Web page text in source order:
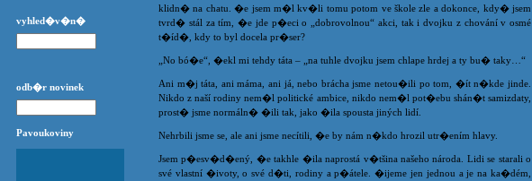
klidn� na chatu. �e jsem m�l kv�li tomu potom ve škole zle a dokonce, kdy� jsem
tvrd� stál za tím, �e jde p�eci o „dobrovolnou“ akci, tak i dvojku z chování v osmé
t�íd�, kdy to byl docela pr�ser?
„No bó�e“, �ekl mi tehdy táta – „na tuhle dvojku jsem chlape hrdej a ty bu� taky…“
Ani m�j táta, ani máma, ani já, nebo brácha jsme netou�ili po tom, �ít n�kde jinde.
Nikdo z naší rodiny nem�l politické ambice, nikdo nem�l pot�ebu shán�t samizdaty,
prost� jsme normáln� �ili tak, jako �ila spousta jiných lidí.
Nehrbili jsme se, ale ani jsme necítili, �e by nám n�kdo hrozil utr�ením hlavy.
Jsem p�esv�d�ený, �e takhle �ila naprostá v�tšina našeho národa. Lidi se starali o
své vlastní �ivoty, o své d�ti, rodiny a p�átele. �ijeme jen jednou a je na ka�dém,
vyhled�v�n�
odb�r novinek
Pavoukoviny